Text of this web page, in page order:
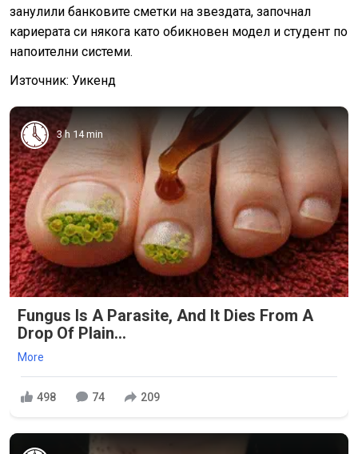
занулили банковите сметки на звездата, започнал
кариерата си някога като обикновен модел и студент по
напоителни системи.
Източник: Уикенд
3 h 14 min
Fungus Is A Parasite, And It Dies From A
Drop Of Plain...
More
498 74 209